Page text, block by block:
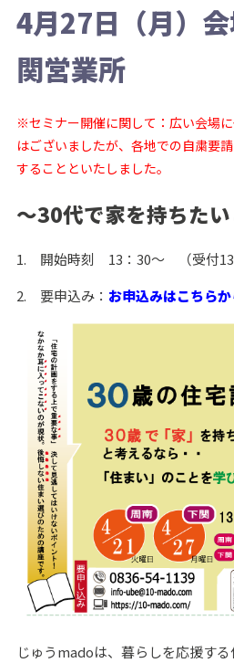
4月27日（月）
関営業所
※セミナー開催に関して：広い会場
はございましたが、各地での自粛要
することといたしました。
～30代で家を持ちた
1. 開始時刻 13：30～ （受付13
2. 要申込み： お申込みはこちらか
じゅうmadoは、暮らしを応援す